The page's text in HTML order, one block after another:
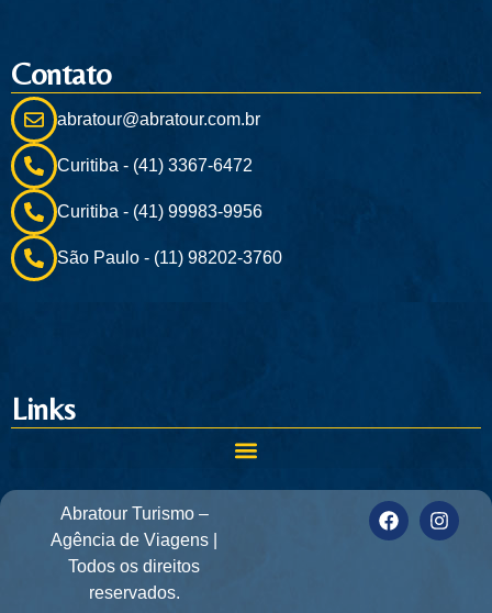
Contato
abratour@abratour.com.br
Curitiba - (41) 3367-6472
Curitiba - (41) 99983-9956
São Paulo - (11) 98202-3760
Links
Abratour Turismo –
Agência de Viagens |
Todos os direitos
reservados.